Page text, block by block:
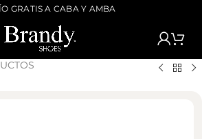
GRATIS A CABA Y AMBA